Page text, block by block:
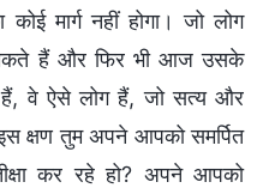
कोई मार्ग नहीं होगा। जो लोग
हैं और फिर भी आज उसके
वे ऐसे लोग हैं, जो सत्य और
क्षण तुम अपने आपको समर्पित
कर रहे हो? अपने आपको